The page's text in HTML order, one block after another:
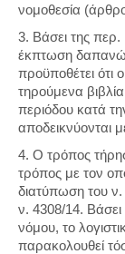
νομοθεσία
3. Βάσει της
έκπτωση
προϋποθέτει ότι
τηρούμενα
περιόδου κατά
αποδεικνύονται
4. Ο τρόπος
τρόπος με τον
διατύπωση του ν.
ν. 4308/14.
νόμου, το
παρακολουθεί